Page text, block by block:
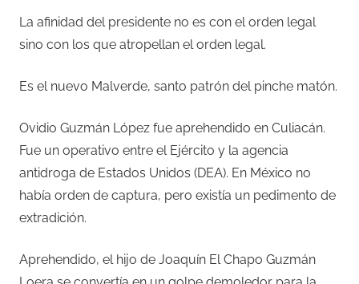
La afinidad del presidente no es con el orden legal
sino con los que atropellan el orden legal.
Es el nuevo Malverde, santo patrón del pinche matón.
Ovidio Guzmán López fue aprehendido en Culiacán.
Fue un operativo entre el Ejército y la agencia
antidroga de Estados Unidos (DEA). En México no
había orden de captura, pero existía un pedimento de
extradición.
Aprehendido, el hijo de Joaquín El Chapo Guzmán